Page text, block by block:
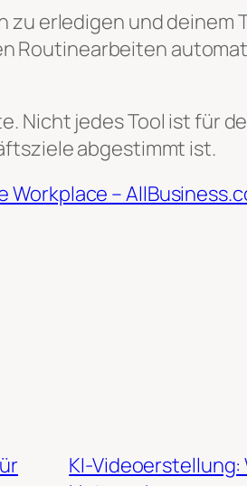
zu erledigen und deinem
Routinearbeiten
Nicht jedes Tool ist für
abgestimmt ist.
Workplace –
KI-Videoerstellung: